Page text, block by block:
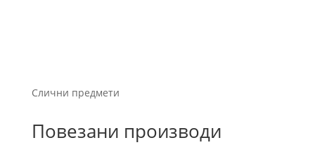
Слични предмети
Повезани производи